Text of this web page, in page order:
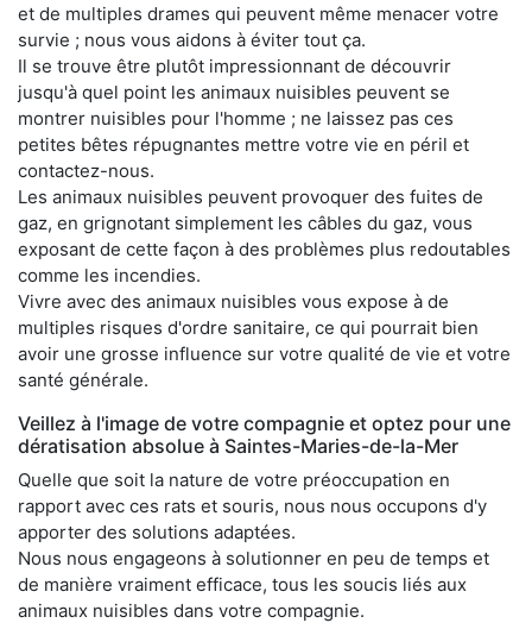
et de multiples drames qui peuvent même menacer votre
survie ; nous vous aidons à éviter tout ça.
Il se trouve être plutôt impressionnant de découvrir
jusqu'à quel point les animaux nuisibles peuvent se
montrer nuisibles pour l'homme ; ne laissez pas ces
petites bêtes répugnantes mettre votre vie en péril et
contactez-nous.
Les animaux nuisibles peuvent provoquer des fuites de
gaz, en grignotant simplement les câbles du gaz, vous
exposant de cette façon à des problèmes plus redoutables
comme les incendies.
Vivre avec des animaux nuisibles vous expose à de
multiples risques d'ordre sanitaire, ce qui pourrait bien
avoir une grosse influence sur votre qualité de vie et votre
santé générale.
Veillez à l'image de votre compagnie et optez pour une
dératisation absolue à Saintes-Maries-de-la-Mer
Quelle que soit la nature de votre préoccupation en
rapport avec ces rats et souris, nous nous occupons d'y
apporter des solutions adaptées.
Nous nous engageons à solutionner en peu de temps et
de manière vraiment efficace, tous les soucis liés aux
animaux nuisibles dans votre compagnie.